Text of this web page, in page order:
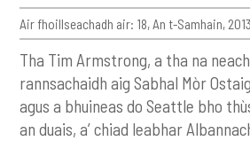
Air fhoillseachadh air: 18, An t-Samhain, 2013
Tha Tim Armstrong, a tha na
rannsachaidh aig Sabhal Mòr Ostaig
agus a bhuineas do Seattle bho
an duais, a’ chiad leabhar